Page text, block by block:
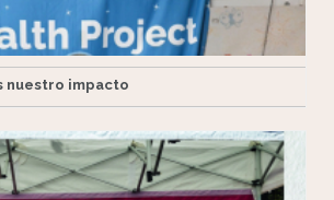
nuestro impacto